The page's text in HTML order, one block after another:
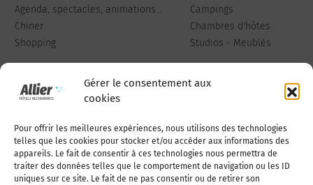
Gérer le consentement aux
cookies
Pour offrir les meilleures expériences, nous utilisons des technologies
telles que les cookies pour stocker et/ou accéder aux informations des
appareils. Le fait de consentir à ces technologies nous permettra de
traiter des données telles que le comportement de navigation ou les ID
uniques sur ce site. Le fait de ne pas consentir ou de retirer son
Agenda, spectacles, animations...
Chiner
Shopping
Campings
Chambres d'hôtes
Studios - Meublés
Qui sommes-nous Publiez votre annonce